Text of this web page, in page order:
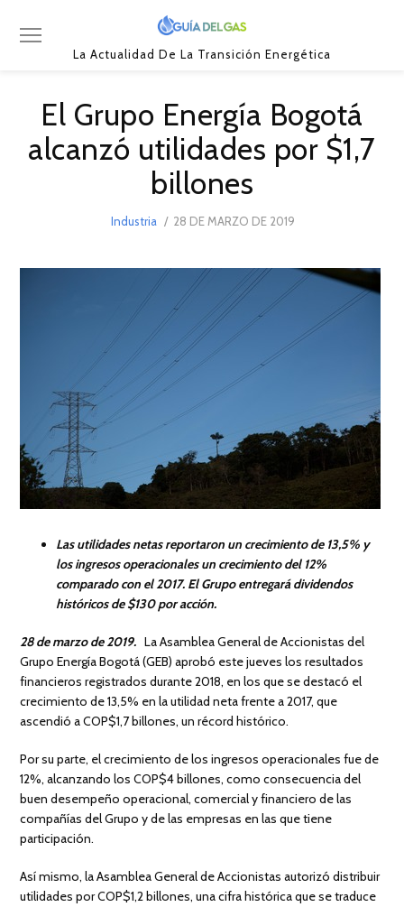
La Actualidad De La Transición Energética
El Grupo Energía Bogotá
alcanzó utilidades por $1,7
billones
Industria
POSTED
28 DE MARZO DE 2019
DE
Las utilidades netas reportaron un crecimiento de 13,5% y
los ingresos operacionales un crecimiento del 12%
comparado con el 2017. El Grupo entregará dividendos
históricos de $130 por acción.
28 de marzo de 2019. La Asamblea General de Accionistas del
Grupo Energía Bogotá (GEB) aprobó este jueves los resultados
financieros registrados durante 2018, en los que se destacó el
crecimiento de 13,5% en la utilidad neta frente a 2017, que
ascendió a COP$1,7 billones, un récord histórico.
Por su parte, el crecimiento de los ingresos operacionales fue de
12%, alcanzando los COP$4 billones, como consecuencia del
buen desempeño operacional, comercial y financiero de las
compañías del Grupo y de las empresas en las que tiene
participación.
Así mismo, la Asamblea General de Accionistas autorizó distribuir
utilidades por COP$1,2 billones, una cifra histórica que se traduce